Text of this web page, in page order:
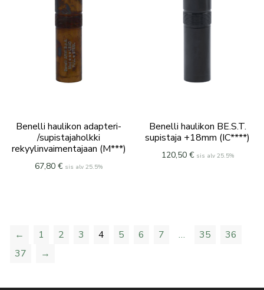
Benelli haulikon adapteri-
/supistajaholkki
rekyylinvaimentajaan (M***)
67,80€ sis alv 25.5%
Benelli haulikon BE.S.T.
supistaja +18mm (IC****)
120,50 € sis alv 25.5%
← 1 2 3 4 5 6 7 … 35
36
37
→